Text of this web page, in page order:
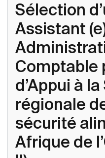
en
Afrique
de
l’Ouest
suivi-
dans
cadre
du
d’Appui
Sélection
Assistant
Comptable
d’Appui à
régionale
sécurité
Afrique de